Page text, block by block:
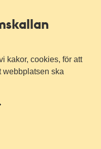
kakor, cookies, för att
webbplatsen ska